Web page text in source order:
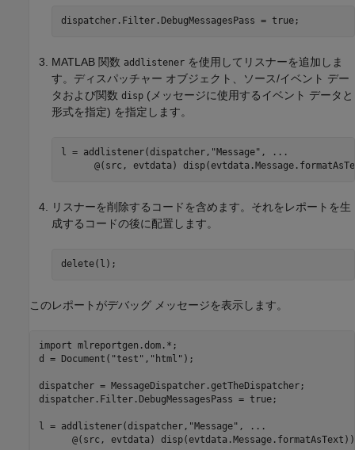
MATLAB 関数 addlistener を使用してリスナーを追加しま
す。ディスパッチャー オブジェクト、ソース/イベント デー
タおよび関数 disp (メッセージに使用するイベント データと
形式を指定) を指定します。
l = addlistener(dispatcher, "Message" , ...
リスナーを削除するコードを含めます。それをレポートを生
成するコードの後に配置します。
このレポートがデバッグ メッセージを表示します。
import mlreportgen.dom.* ;
d = Document( "test" , "html" );
dispatcher = MessageDispatcher.getTheDispatcher;
dispatcher.Filter.DebugMessagesPass = true;
l = addlistener(dispatcher, "Message" ,
...
@(src, evtdata)